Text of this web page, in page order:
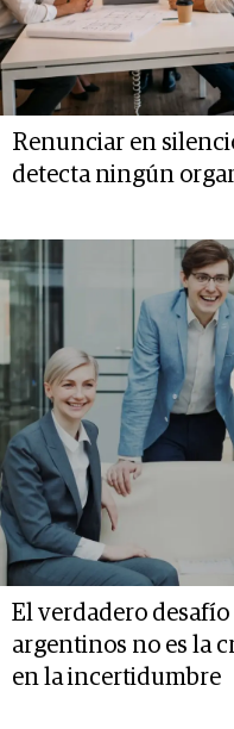
Renunciar en
detecta ningún
El verdadero
argentinos no es la
en la incertidumbre